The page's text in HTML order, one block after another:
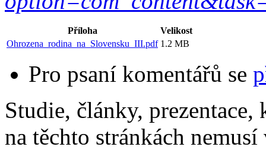
Příloha
Velikost
Ohrozena_rodina_na_Slovensku_III.pdf 1.2 MB
Pro psaní komentářů se
Studie, články,
na těchto stránkách